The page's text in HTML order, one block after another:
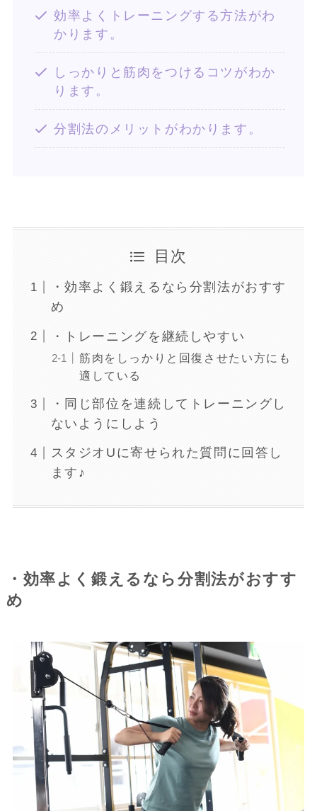
効率よくトレーニングする方法がわ
かります。
しっかりと筋肉をつけるコツがわか
ります。
分割法のメリットがわかります。
目次
・効率よく鍛えるなら分割法がおすす
め
・トレーニングを継続しやすい
筋肉をしっかりと回復させたい方にも
適している
・同じ部位を連続してトレーニングし
ないようにしよう
スタジオUに寄せられた質問に回答し
ます♪
・効率よく鍛えるなら分割法がおすす
め